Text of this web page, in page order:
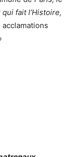
fait l’Histoire,